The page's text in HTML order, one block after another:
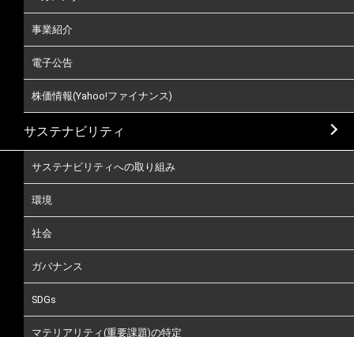
事業紹介
電子公告
株価情報(Yahoo!ファイナンス)
サステナビリティ
サステナビリティへの取り組み
環境
社会
ガバナンス
SDGs
マテリアリティ(重要課題)の特定